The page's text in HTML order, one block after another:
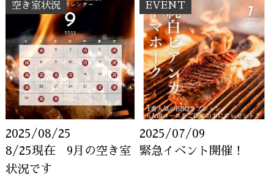
2025/08/25
空き室状況
8/25現在 9月の空き室
状況です
2025/07/09
EVENT
緊急イベント開催！